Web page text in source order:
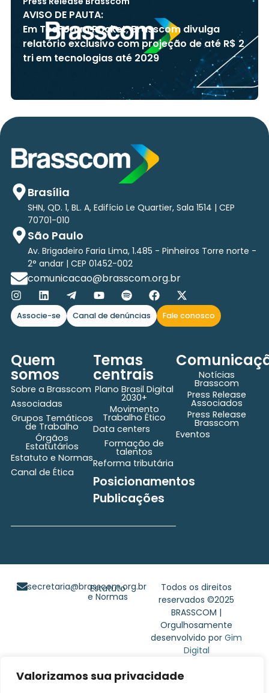
Valorizamos sua privacidade
AVISO DE PAUTA:
Em TecForum Pocket, Brasscom divulga
relatório exclusivo com projeção de até R$ 2
tri em tecnologias até 2029
Brasília
SHN, QD. 1, BL. A, Edifício Le Quartier, Sala 1514 | CEP
70701-010
São Paulo
Av. Brigadeiro Faria Lima, 1.485 - Pinheiros Torre norte -
2° andar | CEP 01452-002
comunicacao@brasscom.org.br
Associe-se Canal de denúncias Fale conosco
Quem
somos
Sobre a Brasscom
Associadas
Grupos Temáticos
de Trabalho
Órgãos
Estatutários
Estatuto e Normas
Canal de Ética
Temas
centrais
Plano Brasil Digital
2030+
Movimento
Trabalho Ético
Data centers
Formação de
talentos
Reforma tributária
Posicionamentos
Publicações
Notícias
Brasscom
Press Release
Associados
Press Release
Brasscom
Eventos
Todos os direitos
reservados ©2025
BRASSCOM |
Orgulhosamente
desenvolvido porGim
Digital
secretaria@brasscom.org.br
Estatuto
e Normas